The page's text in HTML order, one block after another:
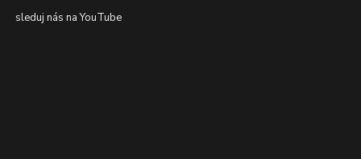
sleduj nás na YouTube